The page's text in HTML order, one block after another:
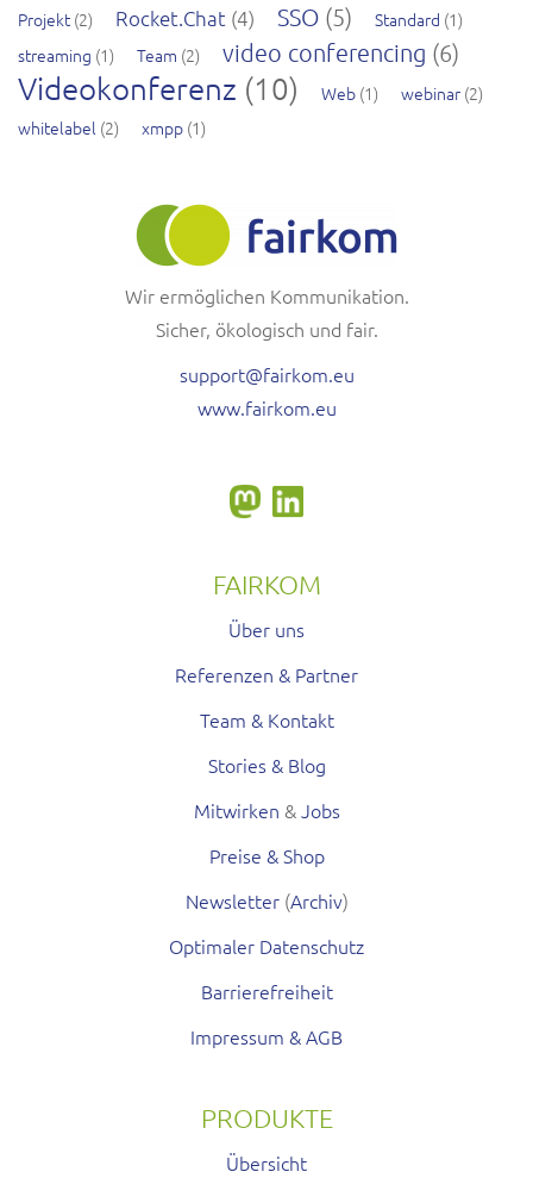
Projekt (2) Rocket.Chat (4) SSO (5) Standard (1)
streaming (1) Team (2) video conferencing (6)
Videokonferenz (10) Web (1) webinar (2)
whitelabel (2) xmpp (1)
Wir ermöglichen Kommunikation.
Sicher, ökologisch und fair.
support@fairkom.eu
www.fairkom.eu
FAIRKOM
Über uns
Referenzen & Partner
Team & Kontakt
Stories & Blog
Mitwirken &Jobs
Preise & Shop
Newsletter(Archiv)
Optimaler Datenschutz
Barrierefreiheit
Impressum & AGB
PRODUKTE
Übersicht